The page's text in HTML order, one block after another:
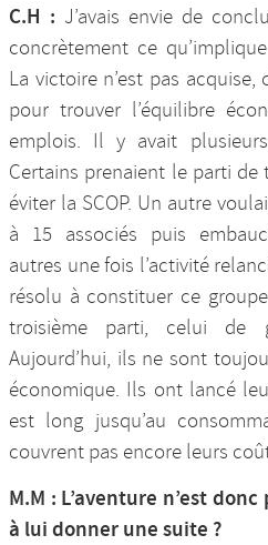
C.H : J’avais envie de
concrètement ce
La victoire n’est pas
pour trouver l’équilibre
emplois. Il y avait
Certains prenaient le parti
éviter la SCOP. Un autre
à 15 associés puis
autres une fois l’activité
résolu à constituer ce
troisième parti, celui de
Aujourd’hui, ils ne sont
économique. Ils ont lancé
est long jusqu’au
couvrent pas encore leurs
M.M : L’aventure n’est
à lui donner une suite ?